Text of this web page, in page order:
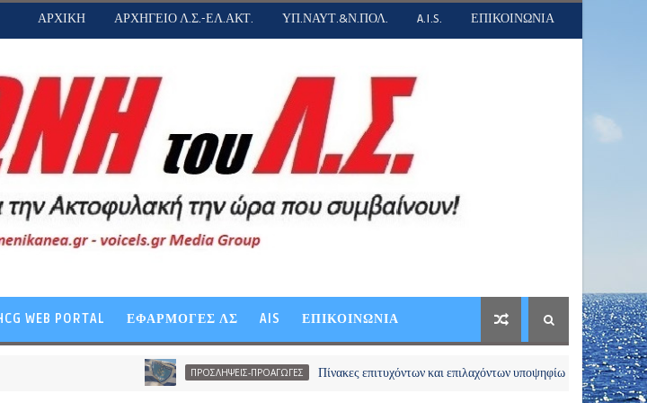
ΑΡΧΙΚΗ ΑΡΧΗΓΕΙΟ Λ.Σ.-ΕΛ.ΑΚΤ. ΥΠ.ΝΑΥΤ.&Ν.ΠΟΛ. A.I.S. ΕΠΙΚΟΙΝΩΝΙΑ
WEB PORTAL ΕΦΑΡΜΟΓΕΣ ΛΣ AIS ΕΠΙΚΟΙΝΩΝΙΑ
ΠΡΟΣΛΗΨΕΙΣ-ΠΡΟΑΓΩΓΕΣ Πίνακες επιτυχόντων και επιλαχόντων υποψηφίων του διαγωνισμού